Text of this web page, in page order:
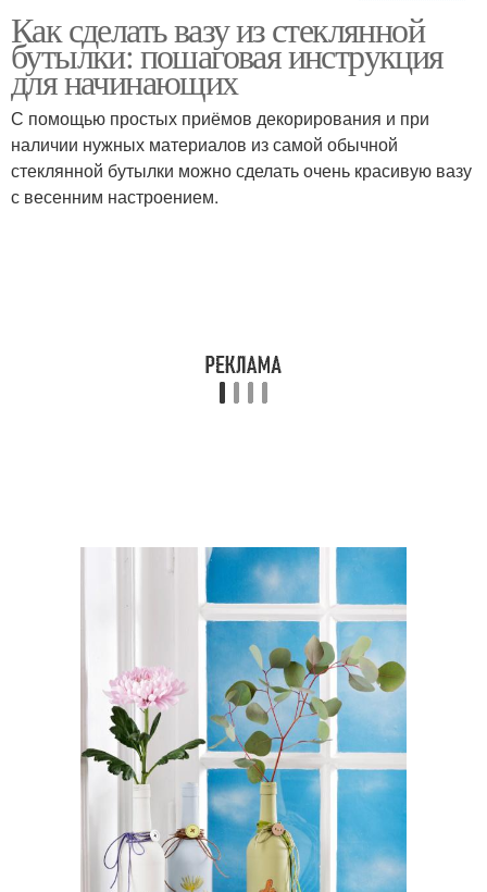
Бутылка перед началом
Ваза из стеклянной
бутылки
Ваза из бутылки
Вазы из стеклянных
бутылок
Ваза из пластиковой
Вазы из пластиковой
Как сделать вазу из стеклянной
бутылки: пошаговая инструкция
для начинающих
С помощью простых приёмов декорирования и при
наличии нужных материалов из самой обычной
стеклянной бутылки можно сделать очень красивую вазу
с весенним настроением.